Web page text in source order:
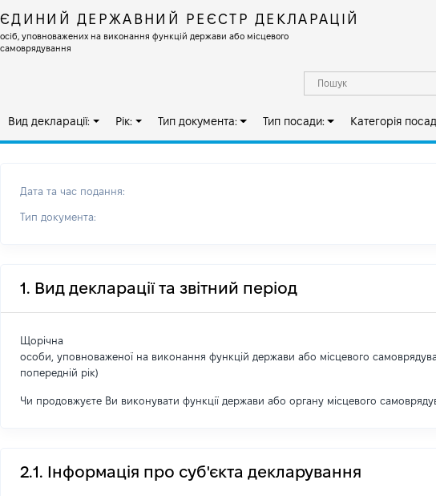
ЄДИНИЙ ДЕРЖАВНИЙ РЕЄСТР ДЕКЛАРАЦІЙ
осіб, уповноважених на виконання функцій держави або місцевого
самоврядування
Вид декларації: Рік: Тип документа: Тип посади: Категорія
Дата та час подання:
Тип документа:
1. Вид декларації та звітний період
Щорічна
особи, уповноваженої на виконання функцій держави або місцевого
попередній рік)
Чи продовжуєте Ви виконувати функції держави або органу місцевого
2.1. Інформація про суб'єкта декларування